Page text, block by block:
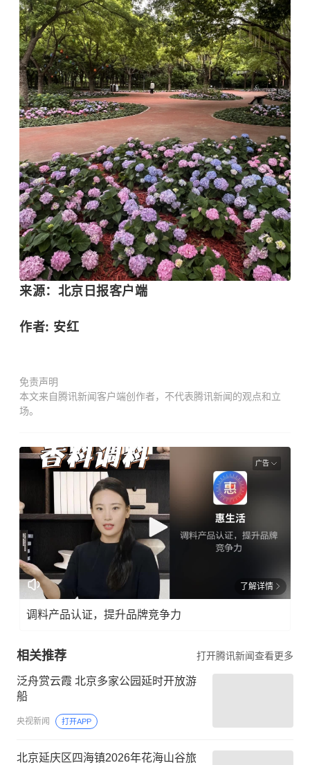
来源：北京日报客户端
作者: 安红
免责声明
本文来自腾讯新闻客户端创作者，不代表腾讯新闻的观点和立
场。
广告
了解详情
调料产品认证，提升品牌竞争力
相关推荐 打开腾讯新闻查看更多
泛舟赏云霞 北京多家公园延时开放游
船
央视新闻 打开APP
北京延庆区四海镇2026年花海山谷旅